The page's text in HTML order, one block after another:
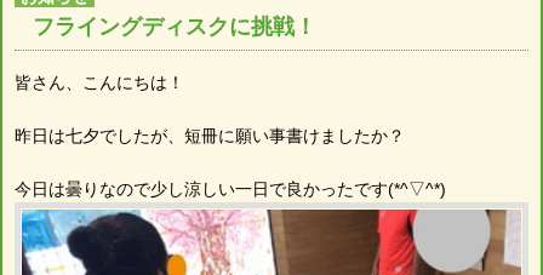
フライングディスクに挑戦！
皆さん、こんにちは！
昨日は七夕でしたが、短冊に願い事書けましたか？
今日は曇りなので少し涼しい一日で良かったです(*^▽^*)